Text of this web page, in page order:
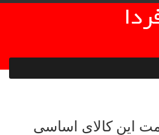
این کالای اساسی